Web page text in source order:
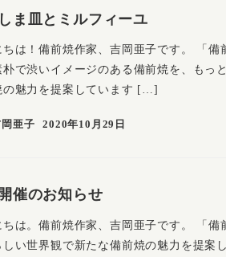
ま皿とミルフィーユ
ちは！備前焼作家、吉岡亜子です。 「
朴で渋いイメージのある備前焼を、もっ
の魅力を提案しています […]
亜子 2020年10月29日
催のお知らせ
ちは。備前焼作家、吉岡亜子です。 「備
しい世界観で新たな備前焼の魅力を提案